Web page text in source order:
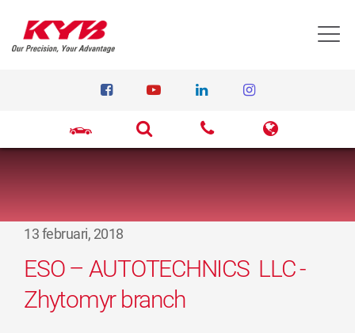
13 februari, 2018
ESO – AUTOTECHNICS LLC -
Zhytomyr branch